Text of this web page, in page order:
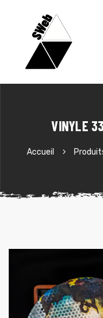
VINYLE
Accueil